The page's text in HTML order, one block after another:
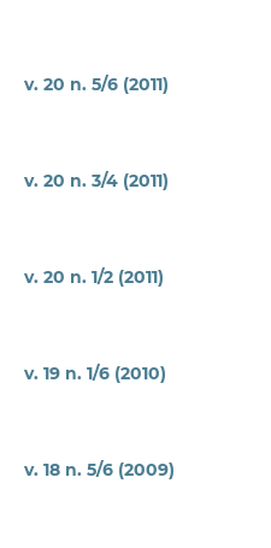
v. 20 n. 5/6 (2011)
v. 20 n. 3/4 (2011)
v. 20 n. 1/2 (2011)
v. 19 n. 1/6 (2010)
v. 18 n. 5/6 (2009)